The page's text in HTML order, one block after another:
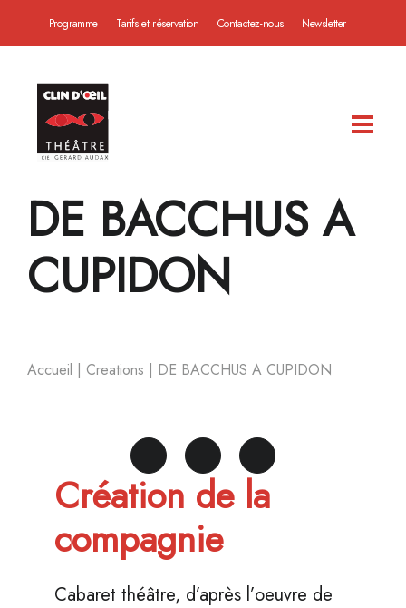
Programme Tarifs et réservation Contactez-nous Newsletter
DE BACCHUS A
CUPIDON
Accueil | Creations | DE BACCHUS A CUPIDON
Création de la
compagnie
Cabaret théâtre, d’après l’oeuvre de